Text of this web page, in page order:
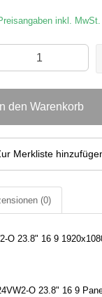
inkl. MwSt.
In den Warenkorb
Merkliste
(0)
O 23.8" 16 9
O 23.8" 16 9